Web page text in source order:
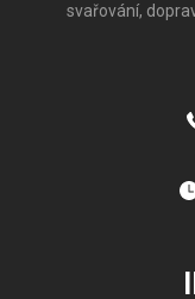
svařování,